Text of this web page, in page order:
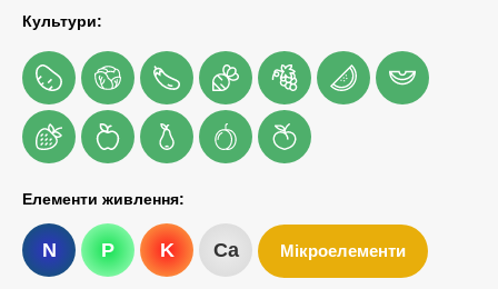
Культури:
Елементи живлення:
N P K Ca Мікроелементи